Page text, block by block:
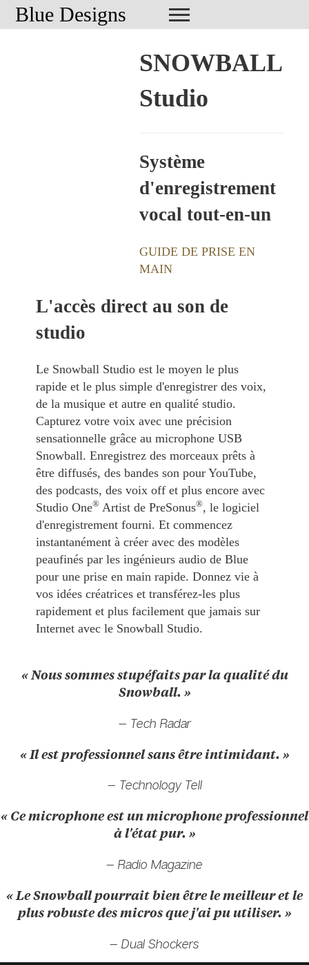
Blue Designs
SNOWBALL
Studio
Système
d'enregistrement
vocal tout-en-un
GUIDE DE PRISE EN
MAIN
L'accès direct au son de
studio
Le Snowball Studio est le moyen le plus
rapide et le plus simple d'enregistrer des voix,
de la musique et autre en qualité studio.
Capturez votre voix avec une précision
sensationnelle grâce au microphone USB
Snowball. Enregistrez des morceaux prêts à
être diffusés, des bandes son pour YouTube,
des podcasts, des voix off et plus encore avec
Studio One® Artist de PreSonus®, le logiciel
d'enregistrement fourni. Et commencez
instantanément à créer avec des modèles
peaufinés par les ingénieurs audio de Blue
pour une prise en main rapide. Donnez vie à
vos idées créatrices et transférez-les plus
rapidement et plus facilement que jamais sur
Internet avec le Snowball Studio.
« Nous sommes stupéfaits par la qualité du
Snowball. »
— Tech Radar
« Il est professionnel sans être intimidant. »
— Technology Tell
« Ce microphone est un microphone professionnel
à l'état pur. »
— Radio Magazine
« Le Snowball pourrait bien être le meilleur et le
plus robuste des micros que j'ai pu utiliser. »
— Dual Shockers